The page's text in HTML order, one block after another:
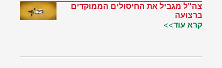
צה"ל מגביל את החיסולים הממוקדים
ברצועה
קרא עוד>>